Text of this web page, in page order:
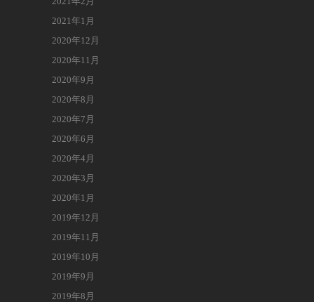
2021年1月
2020年12月
2020年11月
2020年9月
2020年8月
2020年7月
2020年6月
2020年4月
2020年3月
2020年1月
2019年12月
2019年11月
2019年10月
2019年9月
2019年8月